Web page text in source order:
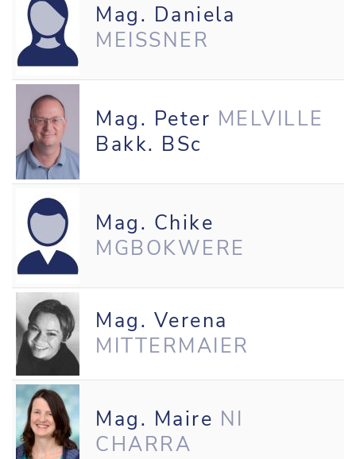
Mag. Daniela
MEISSNER
Mag. Peter MELVILLE
Bakk. BSc
Mag. Chike
MGBOKWERE
Mag. Verena
MITTERMAIER
Mag. Maire NI
CHARRA